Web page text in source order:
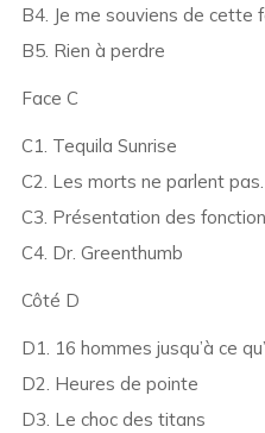
B4. Je me souviens de cette
B5. Rien à perdre
Face C
C1. Tequila Sunrise
C2. Les morts ne parlent pas.
C3. Présentation des
C4. Dr. Greenthumb
Côté D
D1. 16 hommes jusqu’à ce
D2. Heures de pointe
D3. Le choc des titans